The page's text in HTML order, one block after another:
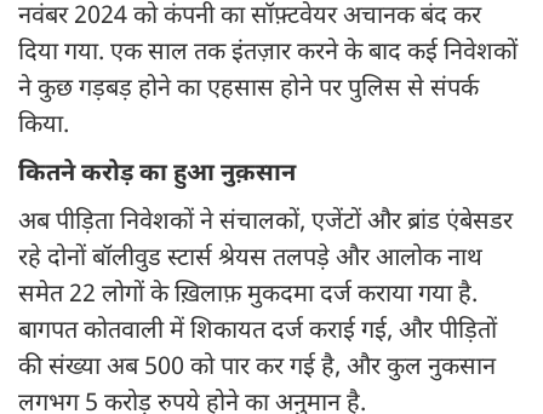
नवंबर 2024 को कंपनी का सॉफ़्टवेयर अचानक बंद कर
दिया गया. एक साल तक इंतज़ार करने के बाद कई निवेशकों
ने कुछ गड़बड़ होने का एहसास होने पर पुलिस से संपर्क
किया.
कितने करोड़ का हुआ नुक़सान
अब पीड़िता निवेशकों ने संचालकों, एजेंटों और ब्रांड एंबेसडर
रहे दोनों बॉलीवुड स्टार्स श्रेयस तलपड़े और आलोक नाथ
समेत 22 लोगों के ख़िलाफ़ मुकदमा दर्ज कराया गया है.
बागपत कोतवाली में शिकायत दर्ज कराई गई, और पीड़ितों
की संख्या अब 500 को पार कर गई है, और कुल नुकसान
लगभग 5 करोड़ रुपये होने का अनुमान है.